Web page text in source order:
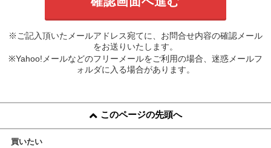
※ご記入頂いたメールアドレス宛てに、お問合せ内容の確認メール
をお送りいたします。
※Yahoo!メールなどのフリーメールをご利用の場合、迷惑メールフ
ォルダに入る場合があります。
このページの先頭へ
買いたい